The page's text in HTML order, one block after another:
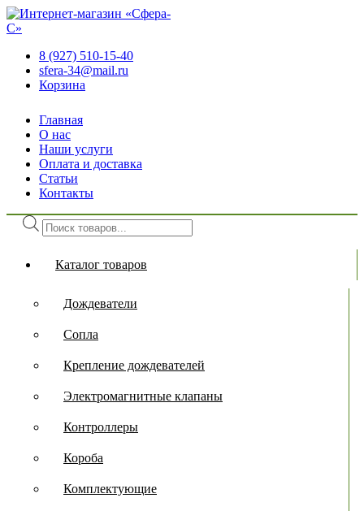
8 (927) 510-15-40
sfera-34@mail.ru
Корзина
Главная
О нас
Наши услуги
Оплата и доставка
Статьи
Контакты
Поиск
товаров
Каталог товаров
Дождеватели
Сопла
Крепление дождевателей
Электромагнитные клапаны
Контроллеры
Короба
Комплектующие